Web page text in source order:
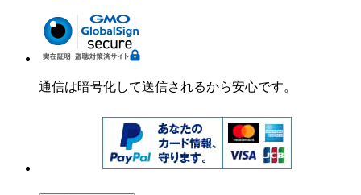
通信は暗号化して送信されるから安心です。